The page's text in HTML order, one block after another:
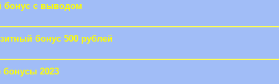
бонус с выводом
0 Bewertung(en) - 0 von 5 durchschnittlich
бонус 500 рублей
0 Bewertung(en) - 0 von 5 durchschnittlich
12
бонусы 2023
0 Bewertung(en) - 0 von 5 durchschnittlich